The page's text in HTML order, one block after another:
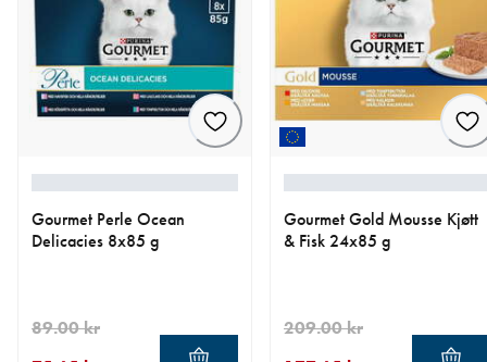
Gourmet Perle Ocean
Delicacies 8x85 g
89.00 kr
Gourmet Gold Mousse Kjøtt
& Fisk 24x85 g
209.00 kr